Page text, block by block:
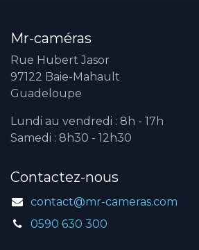
Mr-caméras
Rue Hubert Jasor
97122 Baie-Mahault
Guadeloupe
Lundi au vendredi : 8h - 17h
Samedi : 8h30 - 12h30
Contactez-nous
contact@mr-cameras.com
0590 630 300